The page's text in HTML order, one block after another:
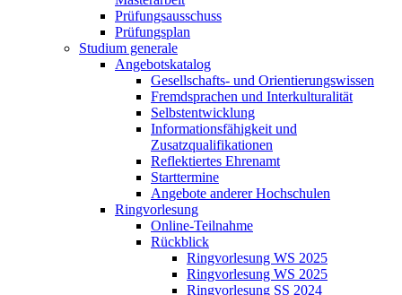
Prüfungsausschuss
Prüfungsplan
Studium generale
Angebotskatalog
Gesellschafts- und Orientierungswissen
Fremdsprachen und Interkulturalität
Selbstentwicklung
Informationsfähigkeit und
Zusatzqualifikationen
Reflektiertes Ehrenamt
Starttermine
Angebote anderer Hochschulen
Ringvorlesung
Online-Teilnahme
Rückblick
Ringvorlesung WS 2025
Ringvorlesung WS 2025
Ringvorlesung SS 2024